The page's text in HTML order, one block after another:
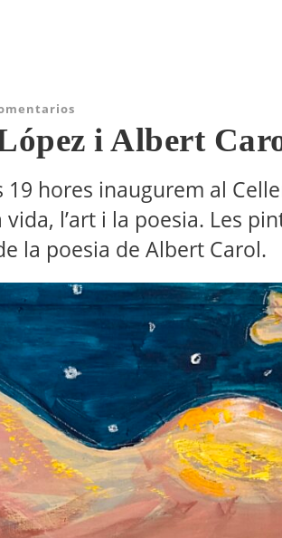
i Albert
hores inaugurem al
l’art i la poesia. Les
la poesia de Albert Carol.